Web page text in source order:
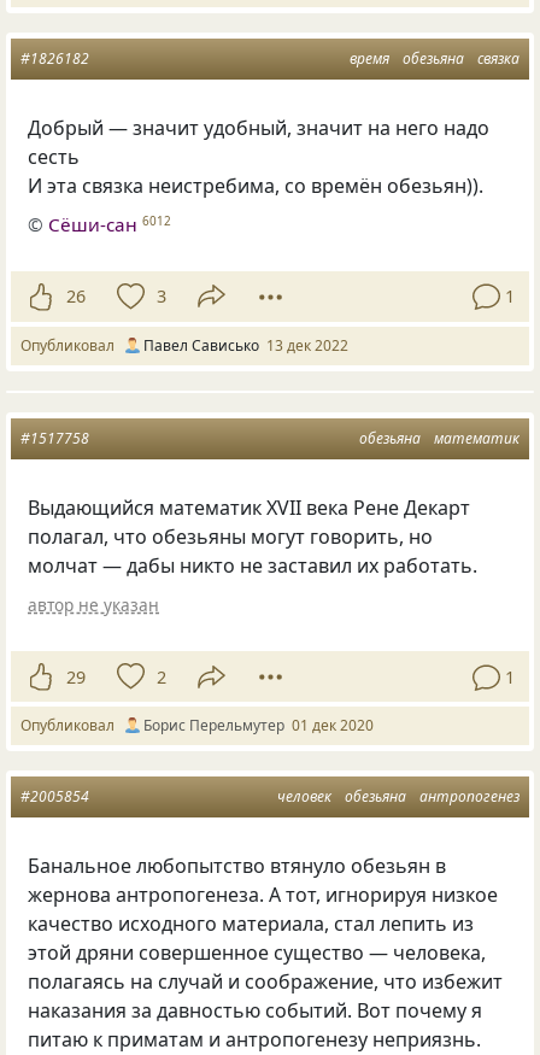
время обезьяна связка
#1826182
Добрый — значит удобный, значит на него надо
сесть
И эта связка неистребима, со времён обезьян)).
© Сёши-сан 6012
26 3 1
Опубликовал Павел Сависько 13 дек 2022
обезьяна математик
#1517758
Выдающийся математик ХVII века Рене Декарт
полагал, что обезьяны могут говорить, но
молчат — дабы никто не заставил их работать.
автор не указан
29 2 1
Опубликовал Борис Перельмутер 01 дек 2020
человек обезьяна антропогенез
#2005854
Банальное любопытство втянуло обезьян в
жернова антропогенеза. А тот, игнорируя низкое
качество исходного материала, стал лепить из
этой дряни совершенное существо — человека,
полагаясь на случай и соображение, что избежит
наказания за давностью событий. Вот почему я
питаю к приматам и антропогенезу неприязнь.